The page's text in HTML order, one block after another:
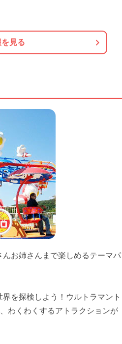
見る
お姉さんまで楽しめるテーマパ
を探検しよう！ウルトラマント
わくわくするアトラクションが